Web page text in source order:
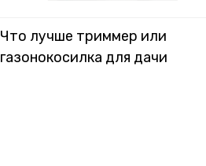
Что лучше триммер или
газонокосилка для дачи